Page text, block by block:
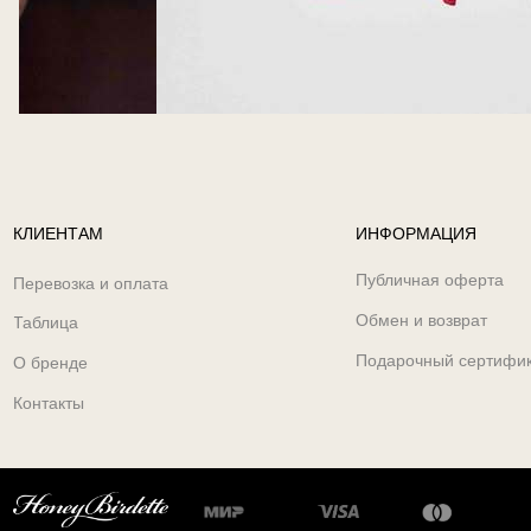
КЛИЕНТАМ
Перевозка и оплата
Таблица
Контакты
О бренде
ИНФОРМАЦИЯ
Публичная оферта
Обмен и возврат
Подарочный